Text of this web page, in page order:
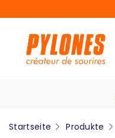
Startseite Produkte